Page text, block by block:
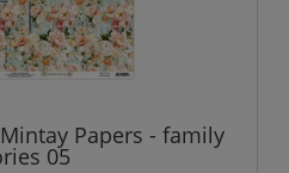
Papers - family
05